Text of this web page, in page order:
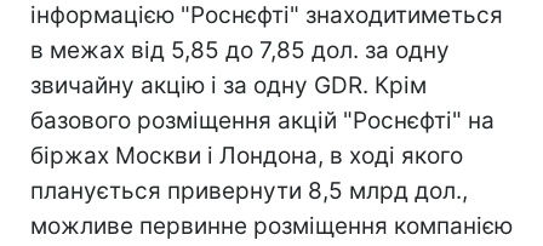
інформацією "Роснєфті" знаходитиметься
в межах від 5,85 до 7,85 дол. за одну
звичайну акцію і за одну GDR. Крім
базового розміщення акцій "Роснєфті" на
біржах Москви і Лондона, в ході якого
планується привернути 8,5 млрд дол.,
можливе первинне розміщення компанією